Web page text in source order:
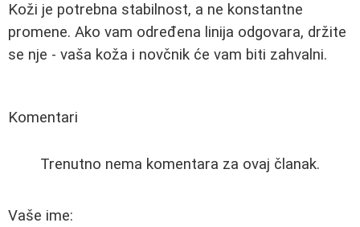
Koži je potrebna stabilnost, a ne konstantne
promene. Ako vam određena linija odgovara, držite
se nje - vaša koža i novčnik će vam biti zahvalni.
Komentari
Trenutno nema komentara za ovaj članak.
Vaše ime: